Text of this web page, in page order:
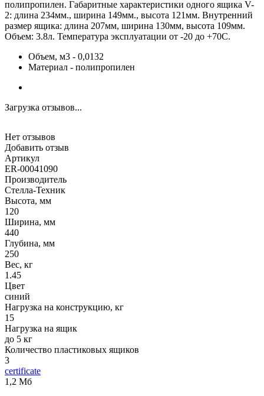
полипропилен. Габаритные характеристики одного ящика V-
2: длина 234мм., ширина 149мм., высота 121мм. Внутренний
размер ящика: длина 207мм, ширина 130мм, высота 109мм.
Объем: 3.8л. Температура эксплуатации от -20 до +70С.
Объем, м3 - 0,0132
Материал - полипропилен
Загрузка отзывов...
Нет отзывов
Добавить отзыв
Артикул
ER-00041090
Производитель
Стелла-Техник
Высота, мм
120
Ширина, мм
440
Глубина, мм
250
Вес, кг
1.45
Цвет
синий
Нагрузка на конструкцию, кг
15
Нагрузка на ящик
до 5 кг
Количество пластиковых ящиков
3
certificate
1,2 Мб